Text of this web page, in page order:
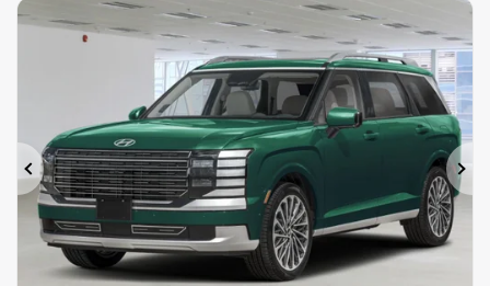
Précédent